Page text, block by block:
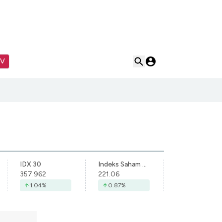
IDX 30
357.962
1.04%
Indeks Saham Syariah Indonesia
221.06
0.87%